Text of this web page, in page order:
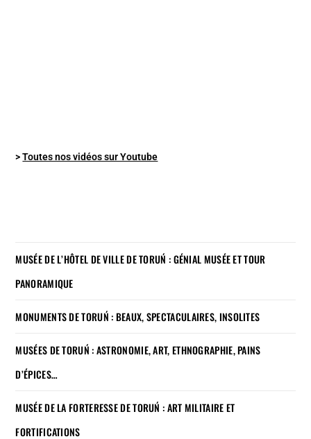
>Toutes nos vidéos sur Youtube
MUSÉE DE L’HÔTEL DE VILLE DE TORUŃ : GÉNIAL MUSÉE ET TOUR
PANORAMIQUE
MONUMENTS DE TORUŃ : BEAUX, SPECTACULAIRES, INSOLITES
MUSÉES DE TORUŃ : ASTRONOMIE, ART, ETHNOGRAPHIE, PAINS
D’ÉPICES…
MUSÉE DE LA FORTERESSE DE TORUŃ : ART MILITAIRE ET
FORTIFICATIONS